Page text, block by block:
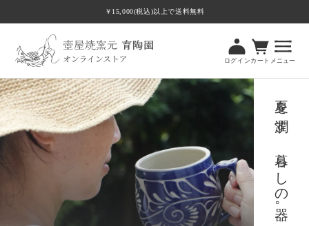
む
￥15,000(税込)以上で送料無料
ログイン カート メニュー
夏を潤す、暮らしの器。